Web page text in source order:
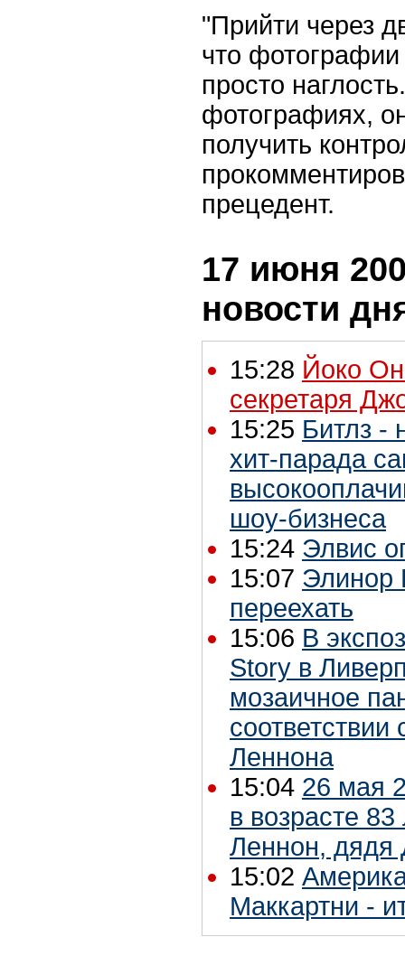
"Прийти через
что
просто
фотографиях,
получить
прецедент.
17 июня
новости
15:28 Йоко
секретаря
15:25 Битлз -
хит-парада
шоу-бизнеса
15:24 Элвис
15:07 Элинор
переехать
15:06 В
Story в
мозаичное
Леннона
15:04 26 мая
в возрасте
Леннон, дядя
15:02
Маккартни -